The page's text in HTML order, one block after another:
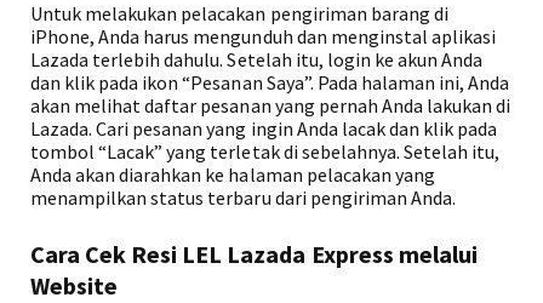
Untuk melakukan pelacakan pengiriman barang di
iPhone, Anda harus mengunduh dan menginstal aplikasi
Lazada terlebih dahulu. Setelah itu, login ke akun Anda
dan klik pada ikon “Pesanan Saya”. Pada halaman ini, Anda
akan melihat daftar pesanan yang pernah Anda lakukan di
Lazada. Cari pesanan yang ingin Anda lacak dan klik pada
tombol “Lacak” yang terletak di sebelahnya. Setelah itu,
Anda akan diarahkan ke halaman pelacakan yang
menampilkan status terbaru dari pengiriman Anda.
Cara Cek Resi LEL Lazada Express melalui
Website